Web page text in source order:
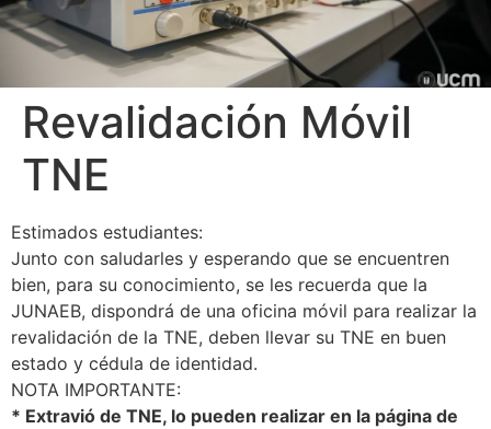
Revalidación Móvil
TNE
Estimados estudiantes:
Junto con saludarles y esperando que se encuentren
bien, para su conocimiento, se les recuerda que la
JUNAEB, dispondrá de una oficina móvil para realizar la
revalidación de la TNE, deben llevar su TNE en buen
estado y cédula de identidad.
NOTA IMPORTANTE:
* Extravió de TNE, lo pueden realizar en la página de